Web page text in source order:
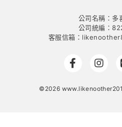
公司名稱：多
公司統編：
客服信箱：
©2026